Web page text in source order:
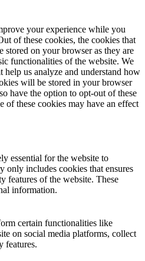
your experience while you
of these cookies, the cookies that
stored on your browser as they are
functionalities of the website. We
help us analyze and understand how
will be stored in your browser
have the option to opt-out of these
of these cookies may have an effect
essential for the website to
only includes cookies that ensures
features of the website. These
information.
certain functionalities like
on social media platforms, collect
features.